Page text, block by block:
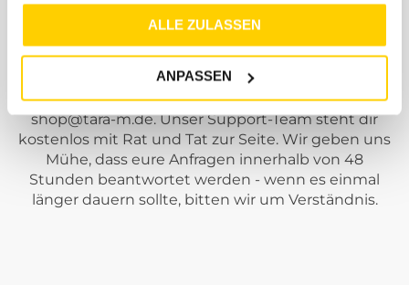
gesammelt haben.
ALLE ZULASSEN
ANPASSEN
Support
Solltest du Fragen, Anregungen oder Beschwerden
haben, dann schreibe uns einfach eine Mail an
shop@tara-m.de. Unser Support-Team steht dir
kostenlos mit Rat und Tat zur Seite. Wir geben uns
Mühe, dass eure Anfragen innerhalb von 48
Stunden beantwortet werden - wenn es einmal
länger dauern sollte, bitten wir um Verständnis.